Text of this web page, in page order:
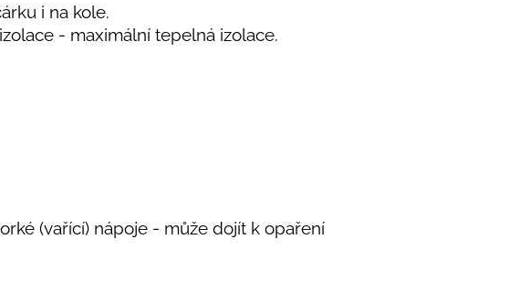
i na kole.
- maximální tepelná izolace.
(vařící) nápoje - může dojít k opaření